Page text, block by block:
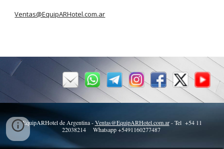
Ventas@EquipARHotel.com.ar
EquipARHotel de Argentina -Ventas@EquipARHotel.com.ar- Tel +54 11
22038214 Whatsapp +5491160277487